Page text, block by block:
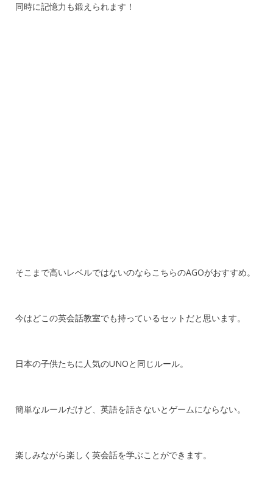
同時に記憶力も鍛えられます！
そこまで高いレベルではないのならこちらのAGOがおすすめ。
今はどこの英会話教室でも持っているセットだと思います。
日本の子供たちに人気のUNOと同じルール。
簡単なルールだけど、英語を話さないとゲームにならない。
楽しみながら楽しく英会話を学ぶことができます。